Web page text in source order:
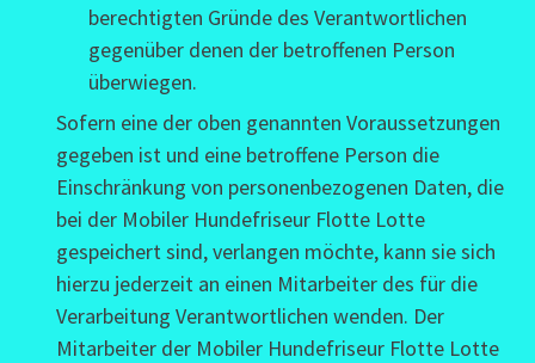
berechtigten Gründe des Verantwortlichen
gegenüber denen der betroffenen Person
überwiegen.
Sofern eine der oben genannten Voraussetzungen
gegeben ist und eine betroffene Person die
Einschränkung von personenbezogenen Daten, die
bei der Mobiler Hundefriseur Flotte Lotte
gespeichert sind, verlangen möchte, kann sie sich
hierzu jederzeit an einen Mitarbeiter des für die
Verarbeitung Verantwortlichen wenden. Der
Mitarbeiter der Mobiler Hundefriseur Flotte Lotte